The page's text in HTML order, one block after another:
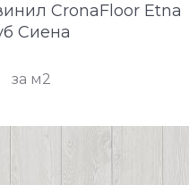
CronaFloor Etna
Сиена
за м2